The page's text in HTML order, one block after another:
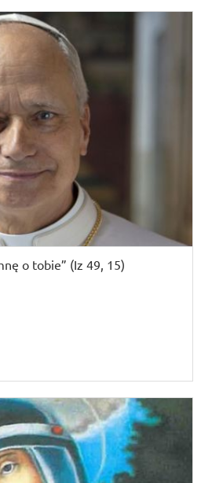
o tobie” (Iz 49, 15)